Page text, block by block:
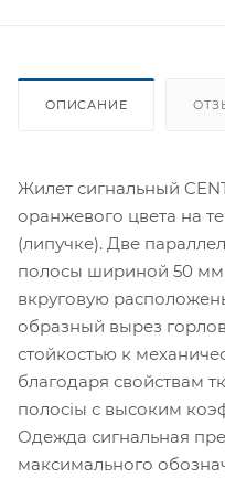
ОПИСАНИЕ
Жилет сигнальный
оранжевого цвета на
(липучке). Две
полосы шириной 50 мм
вкруговую
образный вырез
стойкостью к
благодаря свойствам
полосіы с высоким
Одежда сигнальная
максимального